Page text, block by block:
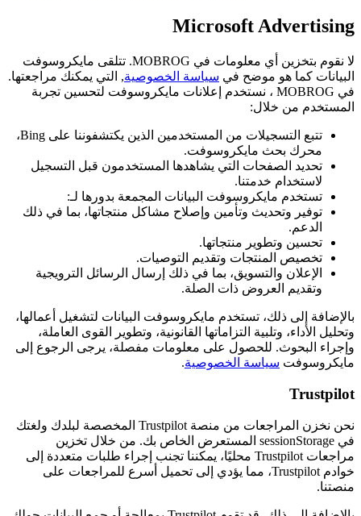
Microsoft Advertising
لا نقوم بتخزين أي معلومات في MOBROG. تتلقى مايكروسوفت
البيانات كما هو موضح في سياسة الخصوصية, التي يمكنك مراجعتها.
في MOBROG ، نستخدم إعلانات مايكروسوفت لتحسين تجربة
المستخدم من خلال:
تتبع التسجيلات من المستخدمين الذين يكتشفوننا على Bing،
محرك بحث مايكروسوفت.
تحديد الصفحات التي يشاهدها المستخدمون قبل التسجيل
لاستخدام خدمتنا.
تستخدم مايكروسوفت البيانات المجمعة بدورها لـ:
توفير وتحديث وتأمين وإصلاح مشاكل منتجاتها، بما في ذلك
الدعم.
تحسين وتطوير منتجاتها.
تخصيص المنتجات وتقديم التوصيات.
الإعلان والتسويق، بما في ذلك إرسال الرسائل الترويجية
وتقديم العروض ذات الصلة.
بالإضافة إلى ذلك، تستخدم مايكروسوفت البيانات لتشغيل أعمالها،
وتحليل الأداء، وتلبية التزاماتها القانونية، وتطوير القوى العاملة،
وإجراء البحوث. للحصول على معلومات مفصلة، يرجى الرجوع إلى
مايكروسوفت سياسة الخصوصية.
Trustpilot
نحن نخزن المراجعات من منصة Trustpilot المخصصة لبلدك ولغتك
في sessionStorage المستعرض الخاص بك. من خلال تخزين
مراجعات Trustpilot محليًا، يمكننا تجنب إجراء طلبات متعددة إلى
خوادم Trustpilot، مما يؤدي إلى تحميل أسرع للمراجعات على
منصتنا.